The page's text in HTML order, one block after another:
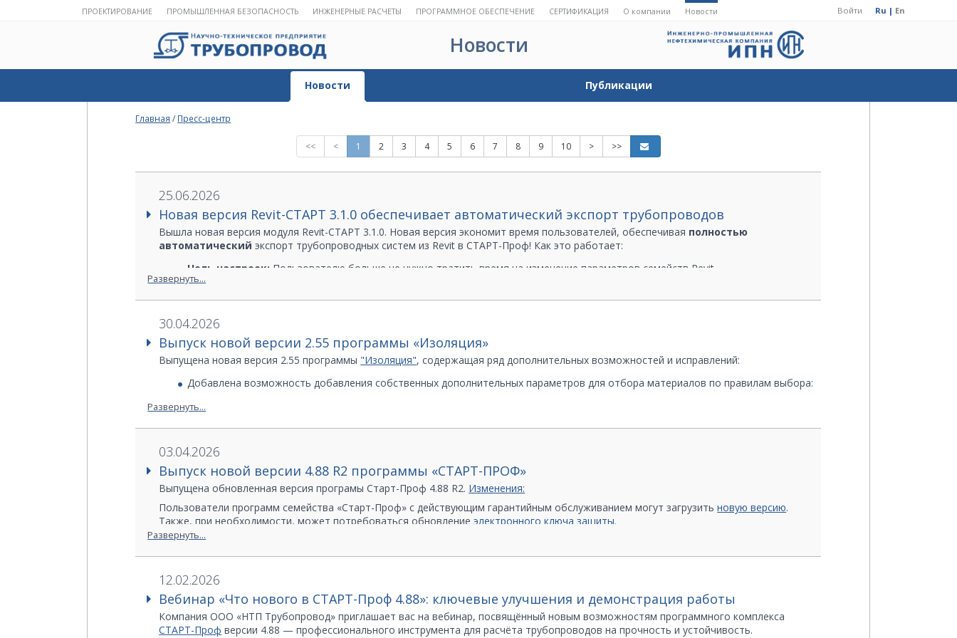
ПРОЕКТИРОВАНИЕ ПРОМЫШЛЕННАЯ БЕЗОПАСНОСТЬ ИНЖЕНЕРНЫЕ РАСЧЕТЫ ПРОГРАММНОЕ ОБЕСПЕЧЕНИЕ СЕРТИФИКАЦИЯ О компании Новости Войти Ru | En
Новости
Новости Публикации
Главная / Пресс-центр
<< < 1 2 3 4 5 6 7 8 9 10 > >>
25.06.2026
Новая версия Revit-СТАРТ 3.1.0 обеспечивает автоматический экспорт трубопроводов
Вышла новая версия модуля Revit-СТАРТ 3.1.0. Новая версия экономит время пользователей, обеспечивая полностью
автоматический экспорт трубопроводных систем из Revit в СТАРТ-Проф! Как это работает:
Ноль настроек: Пользователю больше не нужно тратить время на изменение параметров семейств Revit.
инструмент идеальным для вас!
Развернуть...
30.04.2026
Выпуск новой версии 2.55 программы «Изоляция»
Выпущена новая версия 2.55 программы "Изоляция", содержащая ряд дополнительных возможностей и исправлений:
Добавлена возможность добавления собственных дополнительных параметров для отбора материалов по правилам выбора:
Внесены многочисленные дополнения и изменения в состав базы данных мате-риалов и поставляемых правил выбора
материалов.
Развернуть...
03.04.2026
Выпуск новой версии 4.88 R2 программы «СТАРТ-ПРОФ»
Выпущена обновленная версия програмы Старт-Проф 4.88 R2. Изменения:
Пользователи программ семейства «Старт-Проф» с действующим гарантийным обслуживанием могут загрузитьновую версию.
Также, при необходимости, может потребоваться обновлениеэлектронного ключа защиты.
Развернуть...
12.02.2026
Вебинар «Что нового в СТАРТ-Проф 4.88»: ключевые улучшения и демонстрация работы
Компания ООО «НТП Трубопровод» приглашает вас на вебинар, посвящённый новым возможностям программного комплекса
СТАРТ-Проф версии 4.88 — профессионального инструмента для расчёта трубопроводов на прочность и устойчивость.